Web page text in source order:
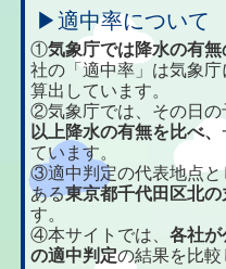
▶適中率について
①気象庁では降水の有
社の「適中率」は気象
算出しています。
②気象庁では、その日の
以上降水の有無を比べ、
ています。
③適中判定の代表地点と
ある東京都千代田区北
す。
④本サイトでは、各社が
の適中判定の結果を比較